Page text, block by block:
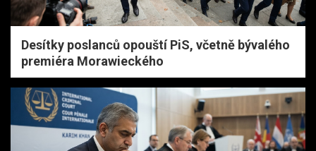
Desítky poslanců opouští PiS, včetně bývalého
premiéra Morawieckého